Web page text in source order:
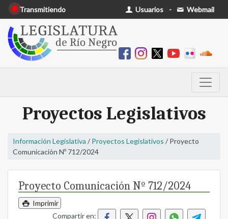
Transmitiendo Usuarios - Webmail
Proyectos Legislativos
Información Legislativa / Proyectos Legislativos / Proyecto
Comunicación Nº 712/2024
Proyecto Comunicación Nº 712/2024
Imprimir
Compartir en: